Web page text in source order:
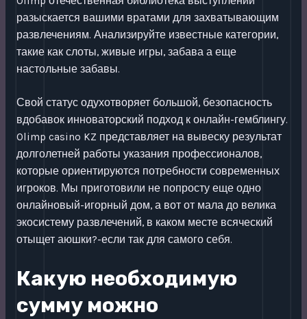
разыскается вашими вратами для захватывающим
развлечениям. Анализируйте известные категории,
такие как слоты, живые игры, забава а еще
настольные забавы.
Свой статус одухотворяет большой, безопасность
вдобавок инноваторский подход к онлайн-гемблингу.
Olimp casino KZ представляет на вывеску результат
долголетней работы указания профессионалов,
которые ориентируются потребности современных
игроков. Мы приготовили не попросту еще одно
онлайновый-игорный дом, а вот от мала до велика
экосистему развлечений, в каком месте всяческий
отыщет аюшки?-если так для самого себя.
Какую необходимую
сумму можно